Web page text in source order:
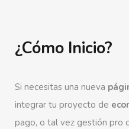
¿Cómo Inicio?
Si necesitas una nueva
integrar tu proyecto de
pago, o tal vez gestión pro